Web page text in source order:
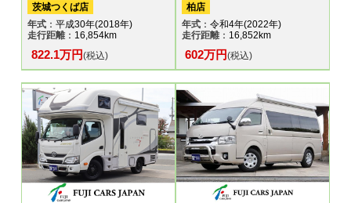
茨城つくば店
年式 ：平成30年(2018年)
走行距離：16,854km
822.1万円(税込)
柏店
年式：令和4年(2022年)
走行距離：16,852km
602万円(税込)